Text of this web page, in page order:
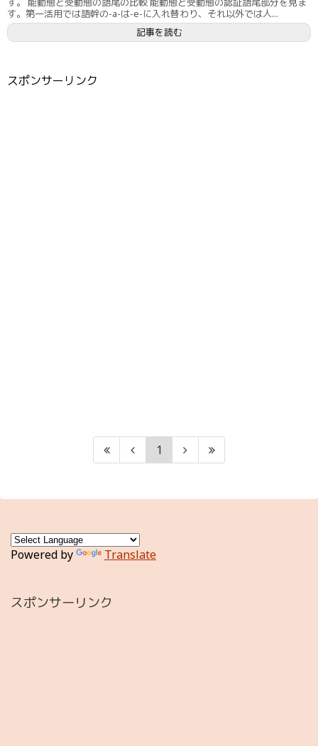
す。第一活用では語幹の-a-は-e-に入れ替わり、それ以外では人...
記事を読む
スポンサーリンク
1
Powered by Translate
スポンサーリンク